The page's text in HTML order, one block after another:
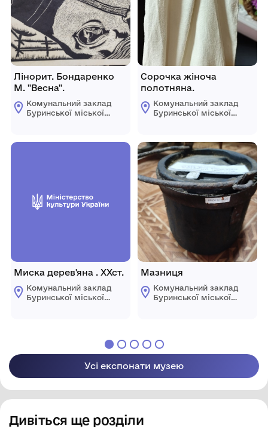
Лінорит. Бондаренко
М. "Весна".
Комунальний заклад
Буринської міської
імені Павла Попова"
Миска дерев'яна . ХХст.
Комунальний заклад
Буринської міської
Сорочка жіноча
полотняна.
Комунальний заклад
Буринської міської
імені Павла Попова"
Мазниця
Комунальний заклад
Буринської міської
Усі експонати музею
Дивіться ще розділи